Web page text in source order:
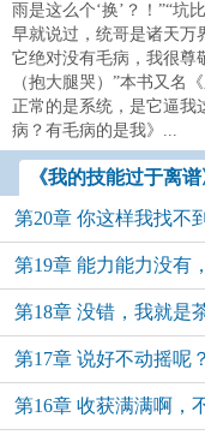
雨是这么个‘换’？！”“
早就说过，统哥是诸天万
它绝对没有毛病，我很
（抱大腿哭）”本书又名
正常的是系统，是它逼我
病？有毛病的是我》...
《我的技能过于离
第20章 你这样我找不
第19章 能力能力没有
第18章 没错，我就是
第17章 说好不动摇呢
第16章 收获满满啊，